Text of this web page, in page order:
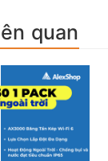
POE Thân
2MP:Camera
quan